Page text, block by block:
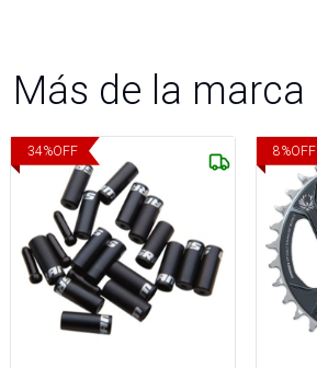
Más de la marca
34%OFF 8%OFF